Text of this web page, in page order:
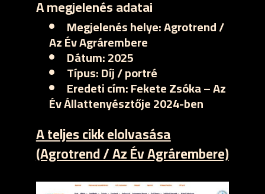
A megjelenés adatai
Megjelenés helye:Agrotrend /
Az Év Agrárembere
Dátum:2025
Típus:Díj / portré
Eredeti cím:Fekete Zsóka – Az
Év Állattenyésztője 2024-ben
A teljes cikk elolvasása
(Agrotrend / Az Év Agrárembere)